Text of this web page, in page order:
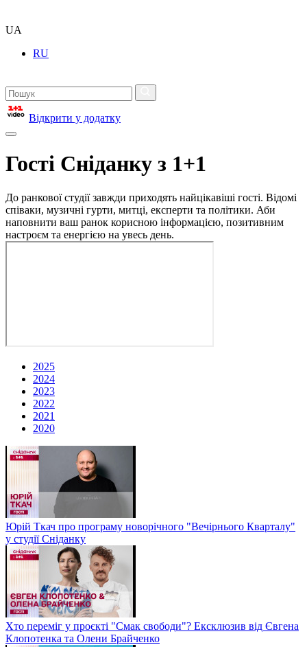
UA
RU
Відкрити у додатку
Гості Сніданку з 1+1
До ранкової студії завжди приходять найцікавіші гості. Відомі
співаки, музичні гурти, митці, експерти та політики. Аби
наповнити ваш ранок корисною інформацією, позитивним
настроєм та енергією на увесь день.
2025
2024
2023
2022
2021
2020
Юрій Ткач про програму новорічного "Вечірнього Кварталу"
у студії Сніданку
Хто переміг у проєкті "Смак свободи"? Ексклюзив від Євгена
Клопотенка та Олени Брайченко